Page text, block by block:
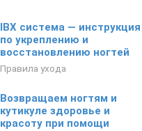
IBX система — инструкция
по укреплению и
восстановлению ногтей
Правила ухода
Возвращаем ногтям и
кутикуле здоровье и
красоту при помощи